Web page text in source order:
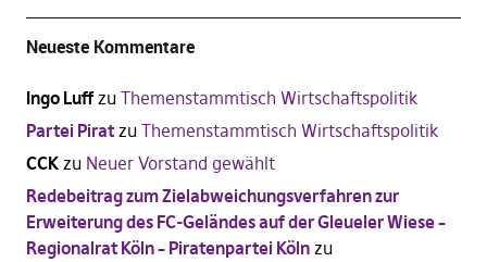
Neueste Kommentare
Ingo Luffzu Themenstammtisch Wirtschaftspolitik
Partei Piratzu Themenstammtisch Wirtschaftspolitik
CCKzu Neuer Vorstand gewählt
Redebeitrag zum Zielabweichungsverfahren zur
Erweiterung des FC-Geländes auf der Gleueler Wiese –
Regionalrat Köln – Piratenpartei Kölnzu